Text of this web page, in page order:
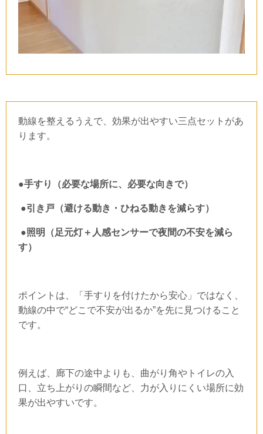
動線を整えるうえで、効果が出やすい三点セットがあ
ります。
●手すり（必要な場所に、必要な向きで）
●引き戸（避ける動き・ひねる動きを減らす）
●照明（足元灯＋人感センサーで夜間の不安を減ら
す）
ポイントは、「手すりを付けたから安心」ではなく、
動線の中で“どこで不安が出るか”を先に見つけること
です。
例えば、廊下の途中よりも、曲がり角やトイレの入
口、立ち上がりの瞬間など、力が入りにくい場所に効
果が出やすいです。